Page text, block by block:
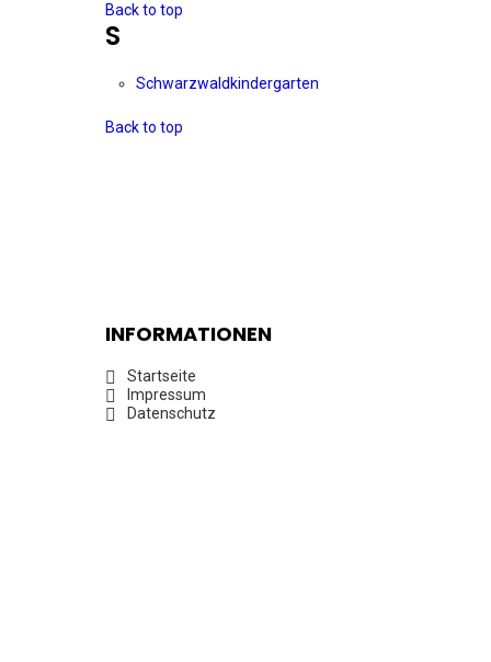
Back to top
S
Schwarzwaldkindergarten
Back to top
INFORMATIONEN
Startseite
Impressum
Datenschutz